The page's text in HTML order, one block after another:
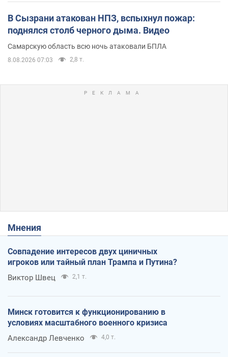
В Сызрани атакован НПЗ, вспыхнул пожар:
поднялся столб черного дыма. Видео
Самарскую область всю ночь атаковали БПЛА
8.08.2026 07:03 2,8 т.
Мнения
Совпадение интересов двух циничных
игроков или тайный план Трампа и Путина?
Виктор Швец 2,1 т.
Минск готовится к функционированию в
условиях масштабного военного кризиса
Александр Левченко 4,0 т.